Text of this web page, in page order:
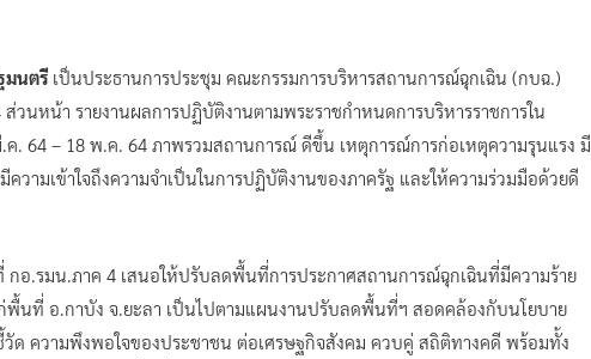
มนตรี เป็นประธานการประชุม คณะกรรมการบริหารสถานการณ์ฉุกเฉิน (กบฉ.)
วนหน้า รายงานผลการปฏิบัติงานตามพระราชกำหนดการบริหารราชการใน
. 64 – 18 พ.ค. 64 ภาพรวมสถานการณ์ ดีขึ้น เหตุการณ์การก่อเหตุความรุนแรง มี
วามเข้าใจถึงความจำเป็นในการปฏิบัติงานของภาครัฐ และให้ความร่วมมือด้วยดี
อ.รมน.ภาค 4 เสนอให้ปรับลดพื้นที่การประกาศสถานการณ์ฉุกเฉินที่มีความร้าย
พื้นที่ อ.กาบัง จ.ยะลา เป็นไปตามแผนงานปรับลดพื้นที่ฯ สอดคล้องกับนโยบาย
ด ความพึงพอใจของประชาชน ต่อเศรษฐกิจสังคม ควบคู่ สถิติทางคดี พร้อมทั้ง